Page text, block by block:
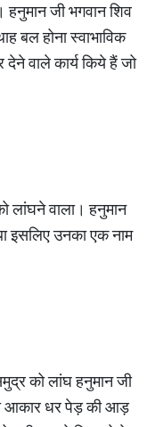
हनुमान जी भगवान शिव
बल होना स्वाभाविक
वाले कार्य किये हैं जो
लांघने वाला। हनुमान
इसलिए उनका एक नाम
को लांघ हनुमान जी
आकार धर पेड़ की आड़